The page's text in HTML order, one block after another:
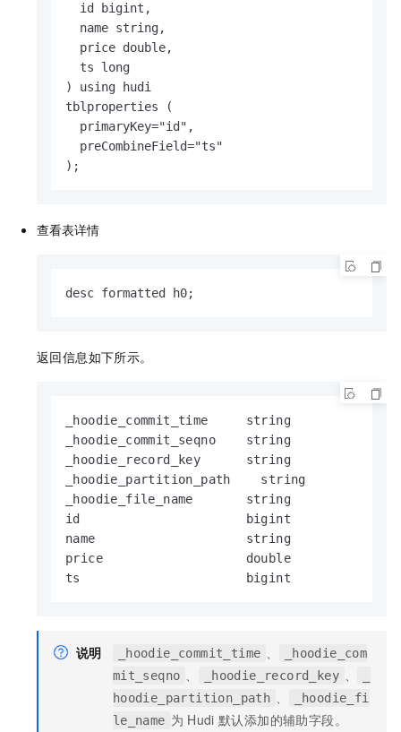
  id bigint,
  name string,
  price double,
  ts long
) using hudi
tblproperties (
  primaryKey="id",
  preCombineField="ts"
);
查看表详情
desc formatted h0;
返回信息如下所示。
_hoodie_commit_time     string
_hoodie_commit_seqno    string
_hoodie_record_key      string
_hoodie_partition_path    string
_hoodie_file_name       string
id                      bigint
name                    string
price                   double
ts                      bigint
说明 _hoodie_commit_time 、
_hoodie_com
mit_seqno 、 _hoodie_record_key 、
hoodie_partition_path 、
_hoodie_fi
le_name 为 Hudi 默认添加的辅助字段。